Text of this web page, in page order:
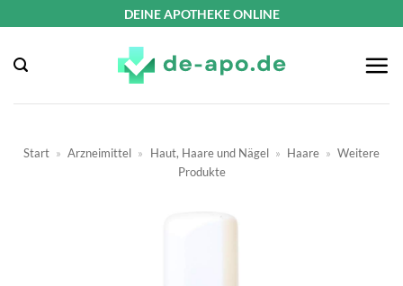
springen
DEINE APOTHEKE ONLINE
Start » Arzneimittel » Haut, Haare und Nägel » Haare » Weitere
Produkte